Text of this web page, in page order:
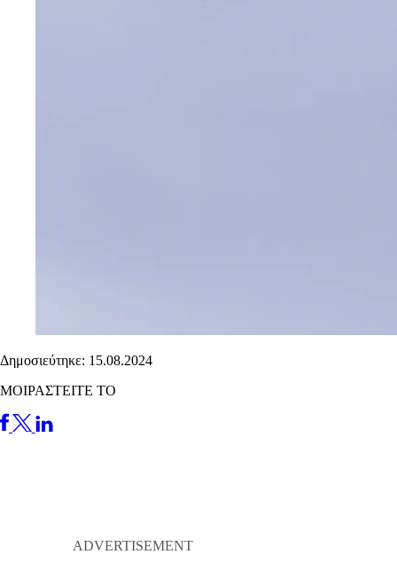
Δημοσιεύτηκε: 15.08.2024
ΜΟΙΡΑΣΤΕΙΤΕ ΤΟ